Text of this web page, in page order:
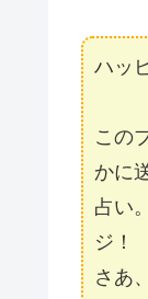
ハッ
この
かに
占い
ジ！
さあ